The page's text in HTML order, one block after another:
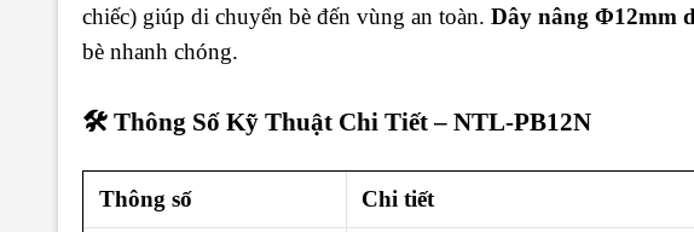
chiếc) giúp di chuyển bè đến vùng an toàn. Dây nâng Φ12mm
bè nhanh chóng.
🛠️ Thông Số Kỹ Thuật Chi Tiết – NTL-PB12N
Thông số Chi tiết